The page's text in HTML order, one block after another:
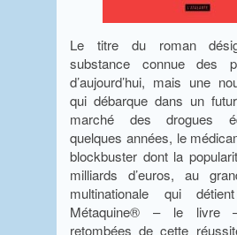
Le titre du roman
substance connue des
d’aujourd’hui, mais une
qui débarque dans un
marché des drogues
quelques années, le
blockbuster dont la
milliards d’euros, au
multinationale qui
Métaquine® – le livre
retombées de cette